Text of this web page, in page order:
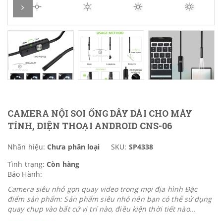
CAMERA NỘI SOI ỐNG DÂY DÀI CHO MÁY
TÍNH, ĐIỆN THOẠI ANDROID CNS-06
Nhãn hiệu: Chưa phân loại SKU: SP4338
Tình trạng: Còn hàng
Bảo Hành:
Camera siêu nhỏ gọn quay video trong mọi địa hình Đặc
điểm sản phẩm: Sản phẩm siêu nhỏ nên bạn có thể sử dụng
quay chụp vào bất cứ vị trí nào, điều kiện thời tiết nào...